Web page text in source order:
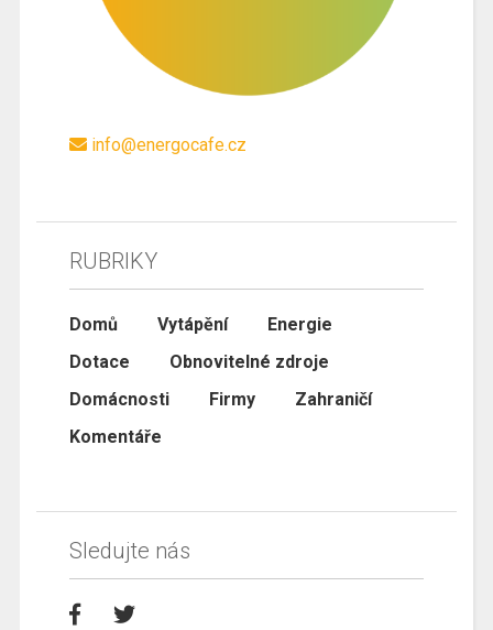
info@energocafe.cz
RUBRIKY
Domů Vytápění
Energie
Dotace
Obnovitelné zdroje
Domácnosti
Firmy
Zahraničí
Komentáře
Sledujte nás